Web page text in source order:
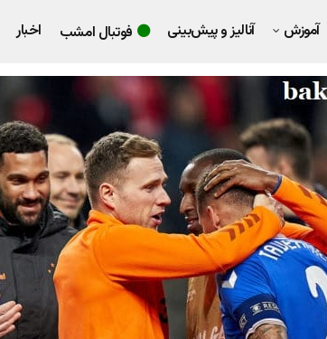
آموزش آنالیز و پیش‌بینی فوتبال امشب اخبار